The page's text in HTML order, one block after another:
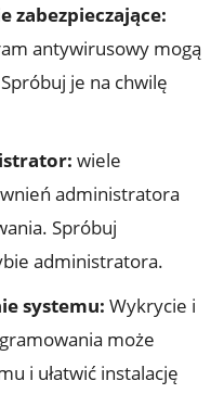
zabezpieczające:
antywirusowy mogą
je na chwilę
wiele
administratora
Spróbuj
administratora.
systemu: Wykrycie i
może
i ułatwić instalację